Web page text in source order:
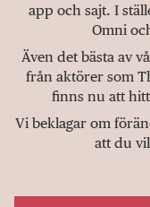
app och sajt. I
Omni
Även det bästa av
från aktörer som
finns nu att
Vi beklagar om
att du